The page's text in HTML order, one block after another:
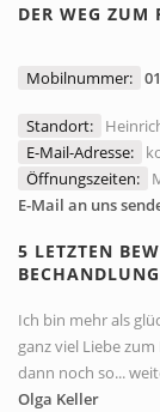
DER WEG ZUM
Mobilnummer:
Standort:
E-Mail-Adresse:
Öffnungszeiten:
E-Mail an uns
5 LETZTEN
Ich bin mehr als
ganz viel Liebe
dann noch so...
Olga Keller